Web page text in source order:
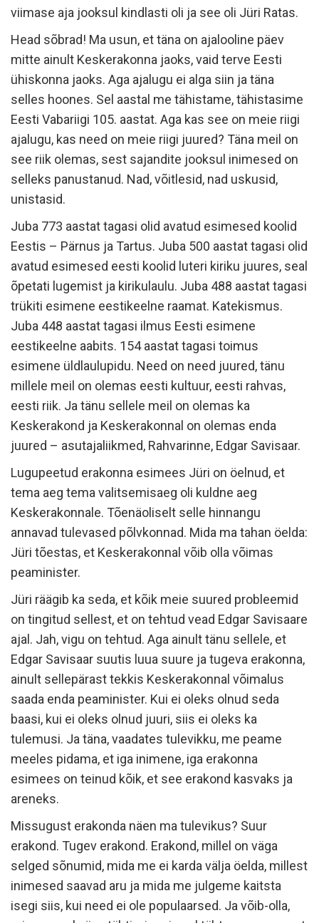
viimase aja jooksul kindlasti oli ja see oli Jüri Ratas.
Head sõbrad! Ma usun, et täna on ajalooline päev
mitte ainult Keskerakonna jaoks, vaid terve Eesti
ühiskonna jaoks. Aga ajalugu ei alga siin ja täna
selles hoones. Sel aastal me tähistame, tähistasime
Eesti Vabariigi 105. aastat. Aga kas see on meie riigi
ajalugu, kas need on meie riigi juured? Täna meil on
see riik olemas, sest sajandite jooksul inimesed on
selleks panustanud. Nad, võitlesid, nad uskusid,
unistasid.
Juba 773 aastat tagasi olid avatud esimesed koolid
Eestis – Pärnus ja Tartus. Juba 500 aastat tagasi olid
avatud esimesed eesti koolid luteri kiriku juures, seal
õpetati lugemist ja kirikulaulu. Juba 488 aastat tagasi
trükiti esimene eestikeelne raamat. Katekismus.
Juba 448 aastat tagasi ilmus Eesti esimene
eestikeelne aabits. 154 aastat tagasi toimus
esimene üldlaulupidu. Need on need juured, tänu
millele meil on olemas eesti kultuur, eesti rahvas,
eesti riik. Ja tänu sellele meil on olemas ka
Keskerakond ja Keskerakonnal on olemas enda
juured – asutajaliikmed, Rahvarinne, Edgar Savisaar.
Lugupeetud erakonna esimees Jüri on öelnud, et
tema aeg tema valitsemisaeg oli kuldne aeg
Keskerakonnale. Tõenäoliselt selle hinnangu
annavad tulevased põlvkonnad. Mida ma tahan öelda:
Jüri tõestas, et Keskerakonnal võib olla võimas
peaminister.
Jüri räägib ka seda, et kõik meie suured probleemid
on tingitud sellest, et on tehtud vead Edgar Savisaare
ajal. Jah, vigu on tehtud. Aga ainult tänu sellele, et
Edgar Savisaar suutis luua suure ja tugeva erakonna,
ainult sellepärast tekkis Keskerakonnal võimalus
saada enda peaminister. Kui ei oleks olnud seda
baasi, kui ei oleks olnud juuri, siis ei oleks ka
tulemusi. Ja täna, vaadates tulevikku, me peame
meeles pidama, et iga inimene, iga erakonna
esimees on teinud kõik, et see erakond kasvaks ja
areneks.
Missugust erakonda näen ma tulevikus? Suur
erakond. Tugev erakond. Erakond, millel on väga
selged sõnumid, mida me ei karda välja öelda, millest
inimesed saavad aru ja mida me julgeme kaitsta
isegi siis, kui need ei ole populaarsed. Ja võib-olla,